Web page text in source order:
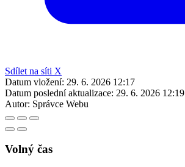
Sdílet na síti X
Datum vložení: 29. 6. 2026 12:17
Datum poslední aktualizace: 29. 6. 2026 12:19
Autor: Správce Webu
Volný čas